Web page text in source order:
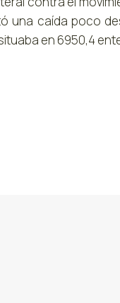
una caída poco
en 6950,4